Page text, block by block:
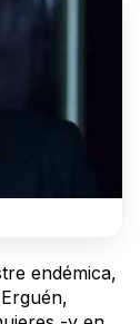
endémica,